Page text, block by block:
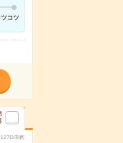
ツコツ
関西